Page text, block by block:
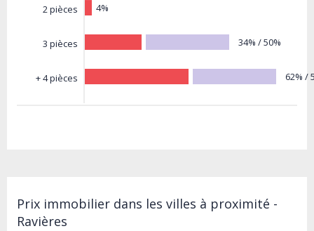
2 pièces
3 pièces
+ 4 pièces
4%
34% / 50%
62% /
Prix immobilier dans les villes à proximité -
Ravières